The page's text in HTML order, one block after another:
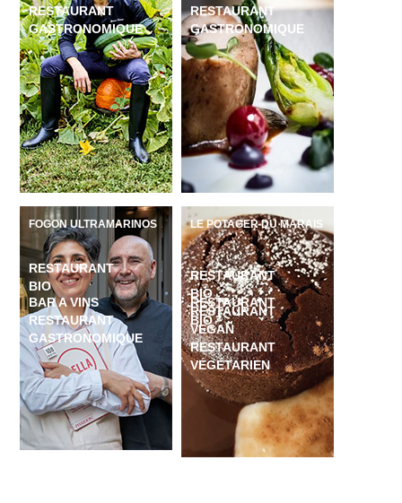
En résumé, leJajapropose une expérience soignée, dans un
cadre rare pour le Marais, avec des prix plus raisonnables que
son aura « de star » ne le laisserait penser.
C’est qu’il faut être sacrément curieux, un brin aventureux, pour
aller dénicher ce
Jaja-là, au fond de sa petite cour, bien à l’abri
de la foule qui déambule rue Sainte-Croix de la Bretonnerie.
RESTAURANT
GASTRONOMIQUE
RESTAURANT
GASTRONOMIQUE
FOGON ULTRAMARINOS
RESTAURANT
BIO
LE POTAGER DU MARAIS
RESTAURANT
BIO
RESTAURANT
VEGAN
RESTAURANT
VÉGÉTARIEN
BAR A VINS
RESTAURANT
GASTRONOMIQUE
RESTAURANT
BIO